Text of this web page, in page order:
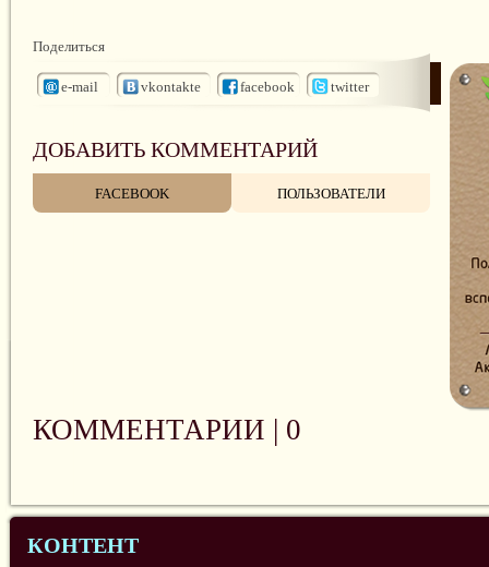
Поделиться
e-mail vkontakte facebook twitter
ДОБАВИТЬ КОММЕНТАРИЙ
FACEBOOK ПОЛЬЗОВАТЕЛИ
КОММЕНТАРИИ | 0
КОНТЕНТ